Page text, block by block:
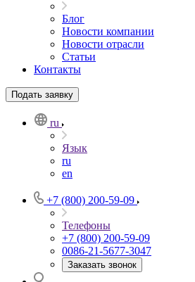
Блог
Новости компании
Новости отрасли
Статьи
Контакты
Подать заявку
ru
Язык
ru
en
+7 (800) 200-59-09
Телефоны
+7 (800) 200-59-09
0086-21-5677-3047
Заказать звонок